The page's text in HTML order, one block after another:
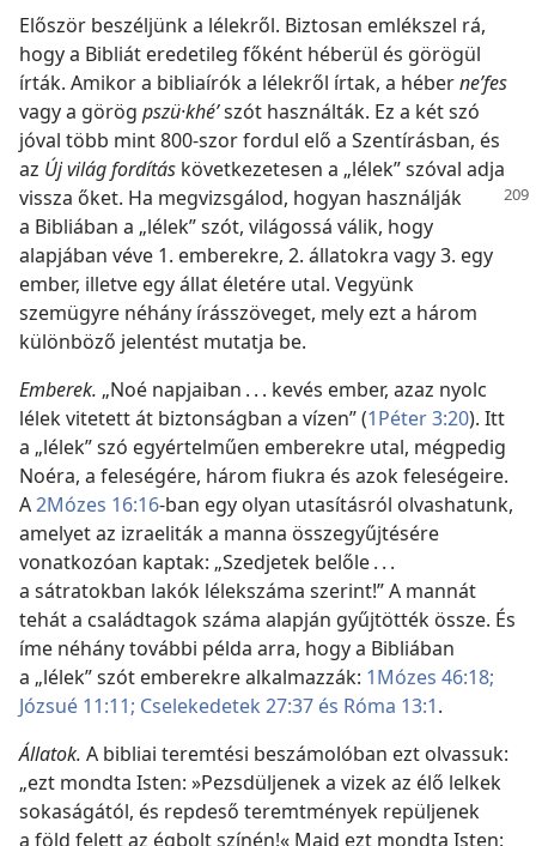
Először beszéljünk a lélekről. Biztosan emlékszel rá,
hogy a Bibliát eredetileg főként héberül és görögül
írták. Amikor a bibliaírók a lélekről írtak, a héberneʹfes
vagy a görög pszü·khéʹszót használták. Ez a két szó
jóval több mint 800-szor fordul elő a Szentírásban, és
az Új világ fordítás következetesen a „lélek” szóval adja
vissza őket. Ha megvizsgálod, hogyan használják
a Bibliában a „lélek” szót, világossá válik, hogy
alapjában véve 1. emberekre, 2. állatokra vagy 3. egy
ember, illetve egy állat életére utal. Vegyünk
szemügyre néhány írásszöveget, mely ezt a három
különböző jelentést mutatja be.
Emberek. „Noé napjaiban . . . kevés ember, azaz nyolc
lélek vitetett át biztonságban a vízen” (1Péter 3:20). Itt
a „lélek” szó egyértelműen emberekre utal, mégpedig
Noéra, a feleségére, három fiukra és azok feleségeire.
A2Mózes 16:16-ban egy olyan utasításról olvashatunk,
amelyet az izraeliták a manna összegyűjtésére
vonatkozóan kaptak: „Szedjetek belőle . . .
a sátratokban lakók lélekszáma szerint!” A mannát
tehát a családtagok száma alapján gyűjtötték össze. És
íme néhány további példa arra, hogy a Bibliában
a „lélek” szót emberekre alkalmazzák: 1Mózes 46:18;
Józsué 11:11; Cselekedetek 27:37 és Róma 13:1.
Állatok. A bibliai teremtési beszámolóban ezt olvassuk:
„ezt mondta Isten: »Pezsdüljenek a vizek az élő lelkek
sokaságától, és repdeső teremtmények repüljenek
a föld felett az égbolt színén!« Majd ezt mondta Isten: